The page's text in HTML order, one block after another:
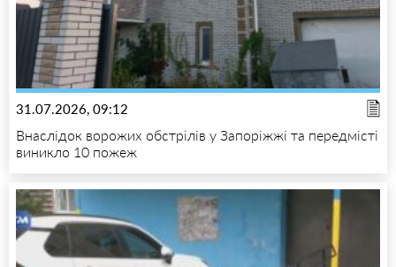
31.07.2026, 09:12
Внаслідок ворожих обстрілів у Запоріжжі та передмісті
виникло 10 пожеж